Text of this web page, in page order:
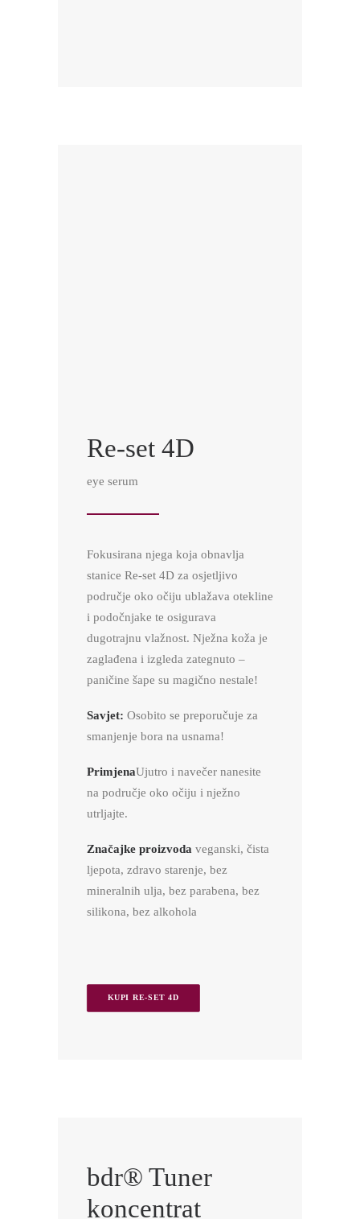
Re-set 4D
eye serum
Fokusirana njega koja obnavlja
stanice Re-set 4D za osjetljivo
područje oko očiju ublažava otekline
i podočnjake te osigurava
dugotrajnu vlažnost. Nježna koža je
zaglađena i izgleda zategnuto –
paničine šape su magično nestale!
Savjet: Osobito se preporučuje za
smanjenje bora na usnama!
PrimjenaUjutro i navečer nanesite
na područje oko očiju i nježno
utrljajte.
Značajke proizvoda veganski, čista
ljepota, zdravo starenje, bez
mineralnih ulja, bez parabena, bez
silikona, bez alkohola
KUPI RE-SET 4D
bdr® Tuner
koncentrat